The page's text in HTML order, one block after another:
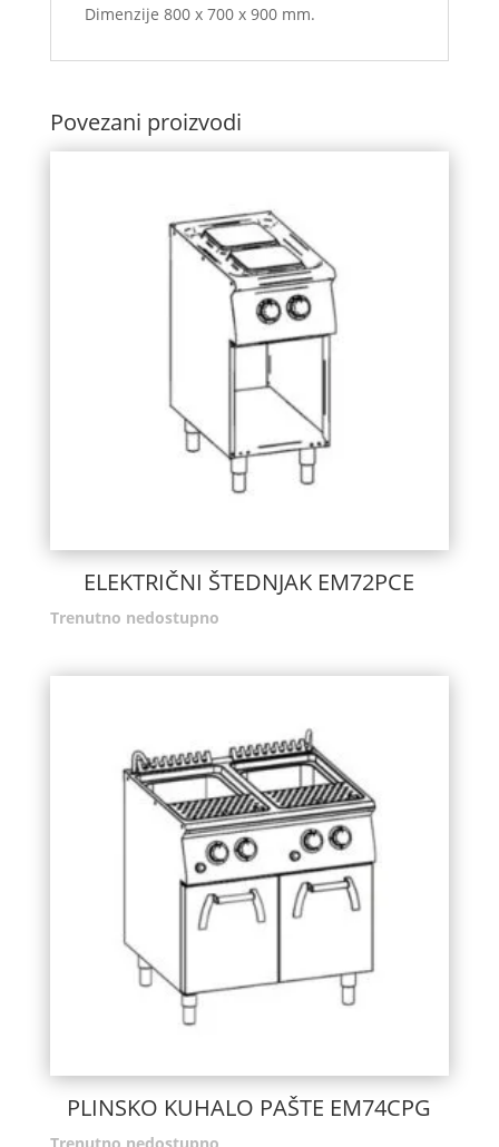
Dimenzije 800 x 700 x 900 mm.
Povezani proizvodi
ELEKTRIČNI ŠTEDNJAK EM72PCE
Trenutno nedostupno
PLINSKO KUHALO PAŠTE EM74CPG